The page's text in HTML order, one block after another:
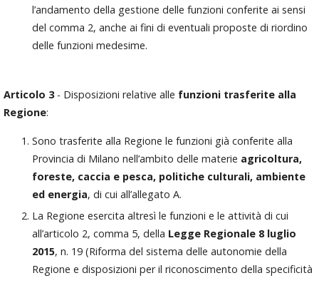
l’andamento della gestione delle funzioni conferite ai sensi
del comma 2, anche ai fini di eventuali proposte di riordino
delle funzioni medesime.
Articolo 3- Disposizioni relative alle funzioni trasferite alla
Regione:
Sono trasferite alla Regione le funzioni già conferite alla
Provincia di Milano nell’ambito delle materie agricoltura,
foreste, caccia e pesca, politiche culturali, ambiente
ed energia, di cui all’allegato A.
La Regione esercita altresì le funzioni e le attività di cui
all’articolo 2, comma 5, della Legge Regionale 8 luglio
2015, n. 19 (Riforma del sistema delle autonomie della
Regione e disposizioni per il riconoscimento della specificità